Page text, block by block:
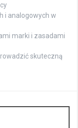
i analogowych w
marki i zasadami
skuteczną